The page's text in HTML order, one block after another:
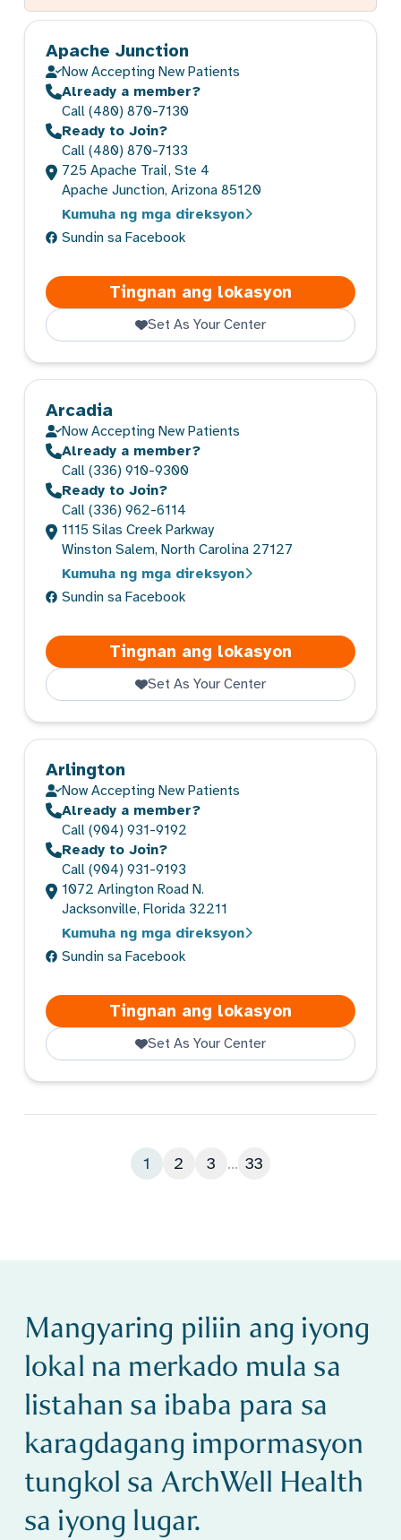
Apache Junction
Now Accepting New Patients
Already a member?
Call (480) 870-7130
Ready to Join?
Call (480) 870-7133
725 Apache Trail, Ste 4
Apache Junction, Arizona 85120
Kumuha ng mga direksyon
Sundin sa Facebook
Tingnan ang lokasyon Apache
Set As Your Center
Arcadia
Now Accepting New Patients
Already a member?
Call (336) 910-9300
Ready to Join?
Call (336) 962-6114
1115 Silas Creek Parkway
Winston Salem, North Carolina 27127
Kumuha ng mga direksyon
Sundin sa Facebook
Tingnan ang lokasyon Arcadia
Set As Your Center
Arlington
Now Accepting New Patients
Already a member?
Call (904) 931-9192
Ready to Join?
Call (904) 931-9193
1072 Arlington Road N.
Jacksonville, Florida 32211
Kumuha ng mga direksyon
Sundin sa Facebook
Tingnan ang lokasyon Arlington
Set As Your Center
1 2 3 ... 33
Mangyaring piliin ang iyong
lokal na merkado mula sa
listahan sa ibaba para sa
karagdagang impormasyon
tungkol sa ArchWell Health
sa iyong lugar.